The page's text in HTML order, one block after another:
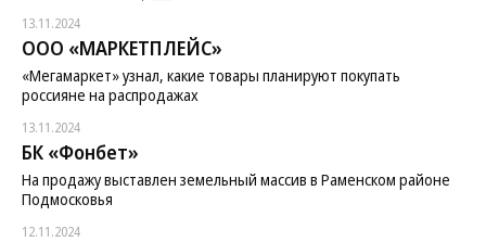
13.11.2024
ООО «МАРКЕТПЛЕЙС»
«Мегамаркет» узнал, какие товары планируют покупать
россияне на распродажах
13.11.2024
БК «Фонбет»
На продажу выставлен земельный массив в Раменском районе
Подмосковья
12.11.2024